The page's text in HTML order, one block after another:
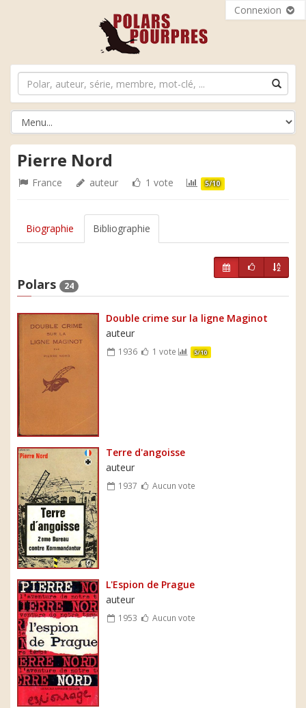
Connexion
Pierre Nord
France auteur 1 vote 5/10
Biographie Bibliographie
Polars 24
Double crime sur la ligne Maginot
auteur
1936 1 vote 5/10
Terre d'angoisse
auteur
1937 Aucun vote
L'Espion de Prague
auteur
1953 Aucun vote